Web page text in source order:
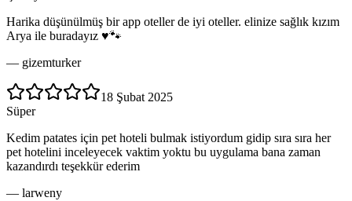
Harika düşünülmüş bir app oteller de iyi oteller. elinize sağlık kızım
Arya ile buradayız ♥️🐾
— gizemturker
18 Şubat 2025
Süper
Kedim patates için pet hoteli bulmak istiyordum gidip sıra sıra her
pet hotelini inceleyecek vaktim yoktu bu uygulama bana zaman
kazandırdı teşekkür ederim
— larweny